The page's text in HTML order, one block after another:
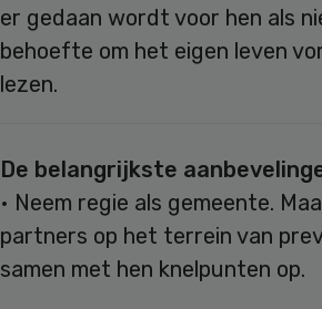
er gedaan wordt voor hen als
behoefte om het eigen leven
lezen.
De belangrijkste
• Neem regie als gemeente.
partners op het terrein van
samen met hen knelpunten op.